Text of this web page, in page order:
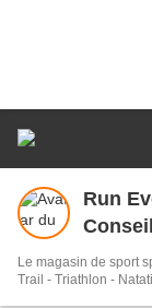
Run
Conseil
Le magasin de sport
Trail - Triathlon -